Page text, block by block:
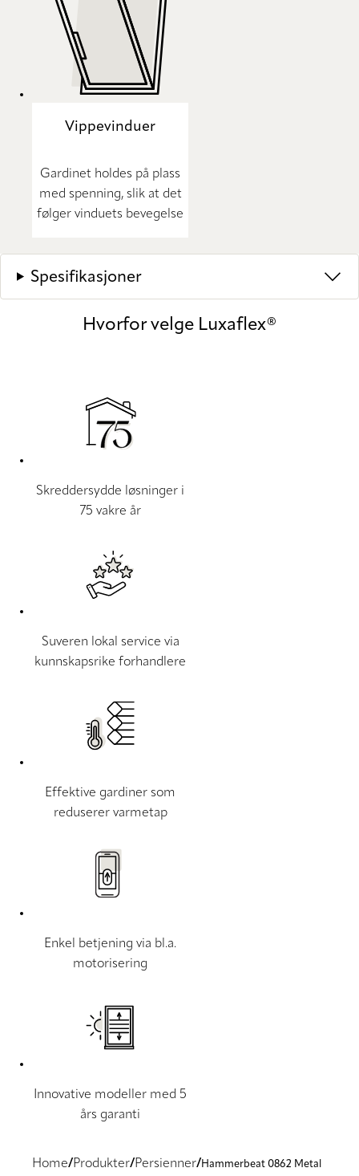
Vippevinduer
Gardinet holdes på plass
med spenning, slik at det
følger vinduets bevegelse
Spesifikasjoner
Hvorfor velge Luxaflex®
Skreddersydde løsninger i
75 vakre år
Suveren lokal service via
kunnskapsrike forhandlere
Effektive gardiner som
reduserer varmetap
Enkel betjening via bl.a.
motorisering
Innovative modeller med 5
års garanti
Home Produkter Persienner
Hammerbeat 0862 Metal